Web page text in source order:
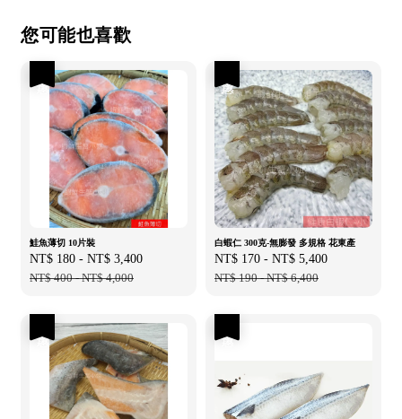
您可能也喜歡
鮭魚薄切 10片裝
Sale
price
NT$ 180 - NT$ 3,400
NT$ 400-NT$ 4,000
白蝦仁 300克-無膨發 多規格 花東產
Sale
price
NT$ 170 - NT$ 5,400
NT$ 190-NT$ 6,400